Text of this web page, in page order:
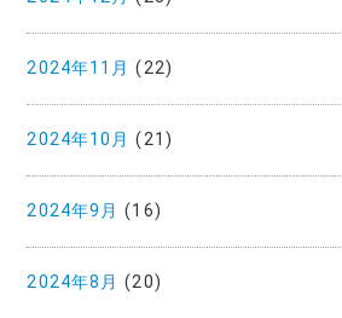
2024年11月 (22)
2024年10月 (21)
2024年9月 (16)
2024年8月 (20)